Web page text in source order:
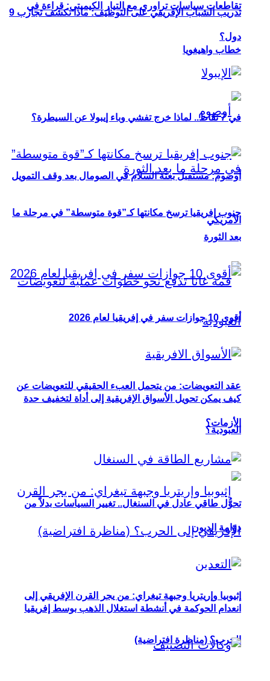
تقاطعات سياسات تراوري مع التيار الكيميتي: قراءة في
خطاب واهيغويا
أوصوم: مستقبل بعثة السلام في الصومال بعد وقف التمويل
الأمريكي
عقد التعويضات: من يتحمل العبء الحقيقي للتعويضات عن
العبودية؟
إثيوبيا وإريتريا وجبهة تيغراي: من يجر القرن الإفريقي إلى
الحرب؟ (مناظرة افتراضية)
تدريب الشباب الإفريقي على التوظيف: ماذا تكشف تجارب 9
دول؟
في 7 نقاط.. لماذا خرج تفشي وباء إيبولا عن السيطرة؟
جنوب إفريقيا ترسخ مكانتها كـ”قوة متوسطة” في مرحلة ما
بعد الثورة
أقوى 10 جوازات سفر في إفريقيا لعام 2026
كيف يمكن تحويل الأسواق الإفريقية إلى أداة لتخفيف حدة
الأزمات؟
تحوُّل طاقي عادل في السنغال.. تغيير السياسات بدلاً من
دوّامة الديون
انعدام الحوكمة في أنشطة استغلال الذهب بوسط إفريقيا